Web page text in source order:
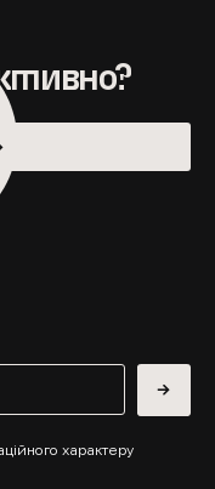
→
характеру